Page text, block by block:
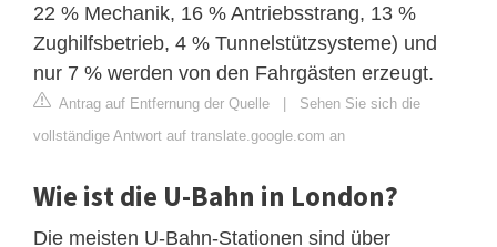
22 % Mechanik, 16 % Antriebsstrang, 13 %
Zughilfsbetrieb, 4 % Tunnelstützsysteme) und
nur 7 % werden von den Fahrgästen erzeugt.
Antrag auf Entfernung der Quelle
Sehen Sie sich die
vollständige Antwort auf translate.google.com an
Wie ist die U-Bahn in London?
Die meisten U-Bahn-Stationen sind über